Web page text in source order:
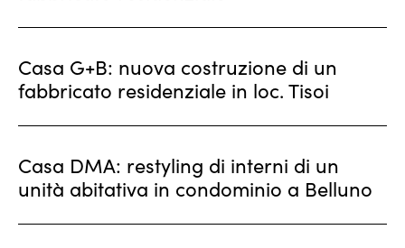
Casa G+B: nuova costruzione di un
fabbricato residenziale in loc. Tisoi
Casa DMA: restyling di interni di un
unità abitativa in condominio a Belluno